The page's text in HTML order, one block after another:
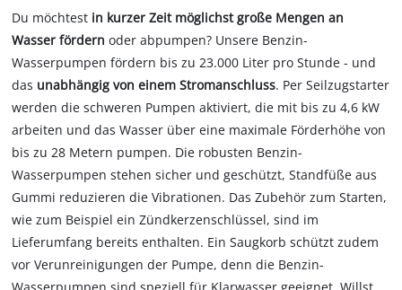
Du möchtest in kurzer Zeit möglichst große Mengen an
Wasser fördern oder abpumpen? Unsere Benzin-
Wasserpumpen fördern bis zu 23.000 Liter pro Stunde - und
das unabhängig von einem Stromanschluss. Per Seilzugstarter
werden die schweren Pumpen aktiviert, die mit bis zu 4,6 kW
arbeiten und das Wasser über eine maximale Förderhöhe von
bis zu 28 Metern pumpen. Die robusten Benzin-
Wasserpumpen stehen sicher und geschützt, Standfüße aus
Gummi reduzieren die Vibrationen. Das Zubehör zum Starten,
wie zum Beispiel ein Zündkerzenschlüssel, sind im
Lieferumfang bereits enthalten. Ein Saugkorb schützt zudem
vor Verunreinigungen der Pumpe, denn die Benzin-
Wasserpumpen sind speziell für Klarwasser geeignet. Willst